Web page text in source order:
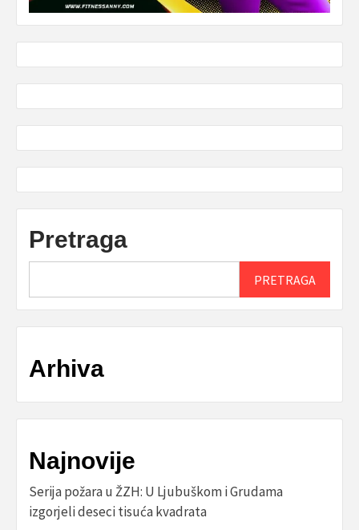
Pretraga
PRETRAGA
Arhiva
Najnovije
Serija požara u ŽZH: U Ljubuškom i Grudama
izgorjeli deseci tisuća kvadrata